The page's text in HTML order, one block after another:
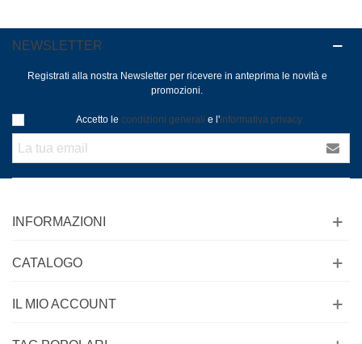
NEWSLETTER
Registrati alla nostra Newsletter per ricevere in anteprima le novità e
promozioni.
Accetto le condizioni generali e l'informativa privacy
INFORMAZIONI
CATALOGO
IL MIO ACCOUNT